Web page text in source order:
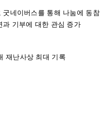
굿네이버스를 통해 나눔에 동참
과 기부에 대한 관심 증가
재난사상 최대 기록